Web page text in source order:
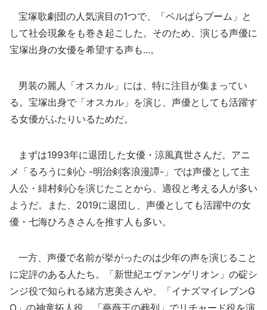
宝塚歌劇団の人気演目の1つで、「ベルばらブーム」と
して社会現象をも巻き起こした。そのため、演じる声優に
宝塚出身の女優を希望する声も...。
男装の麗人「オスカル」には、特に注目が集まってい
る。宝塚出身で「オスカル」を演じ、声優としても活躍す
る女優がふたりいるためだ。
まずは1993年に退団した女優・涼風真世さんだ。アニ
メ「るろうに剣心 -明治剣客浪漫譚-」では声優として主
人公・緋村剣心を演じたことから、適役と考える人が多い
ようだ。また、2019に退団し、声優としても活躍中の女
優・七海ひろきさんを推す人も多い。
一方、声優で名前が挙がったのは少年の声を演じること
に定評のある人たち。「新世紀エヴァンゲリオン」の碇シ
ンジ役で知られる緒方恵美さんや、「イナズマイレブンG
O」の神童拓人役、「薔薇王の葬列」でリチャード役を演